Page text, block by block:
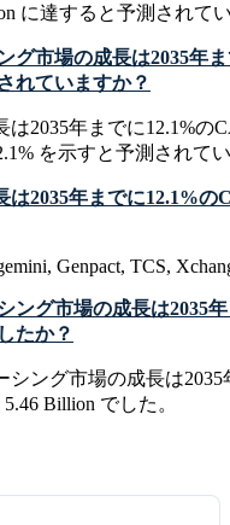
に達すると予測されて
グ市場の成長は2035年
れていますか？
2035年までに12.1%の
を示すと予測されて
2035年までに12.1%の
Genpact, TCS,
ング市場の成長は2035
たか？
ング市場の成長は2035
Billion でした。